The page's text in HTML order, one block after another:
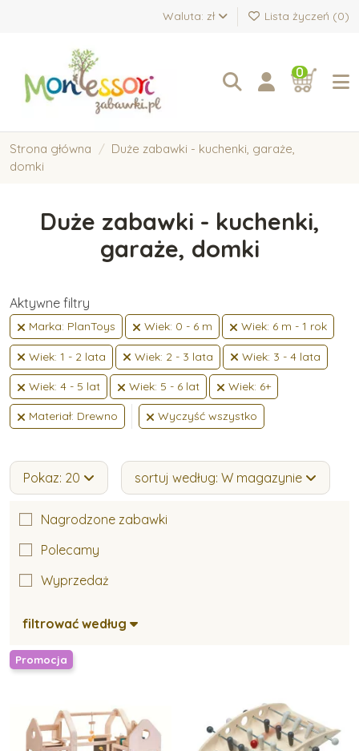
Waluta: zł Lista życzeń (0)
0
Strona główna
Duże zabawki - kuchenki, garaże,
domki
Duże zabawki - kuchenki,
garaże, domki
Aktywne filtry
Marka: PlanToys Wiek: 0 - 6 m Wiek: 6 m - 1 rok
Wiek: 1 - 2 lata Wiek: 2 - 3 lata Wiek: 3 - 4 lata
Wiek: 4 - 5 lat Wiek: 5 - 6 lat Wiek: 6+
Materiał: Drewno Wyczyść wszystko
Pokaz: 20 sortuj według: W magazynie
filtrować według
Nagrodzone zabawki
Polecamy
Wyprzedaż
Promocja